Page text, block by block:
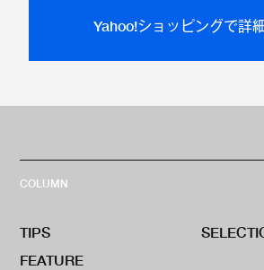
Yahoo!ショッピングで詳
COLUMN
TIPS
FEATURE